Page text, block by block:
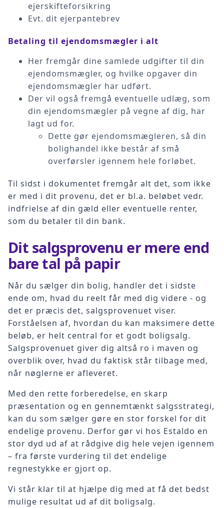
ejerskifteforsikring
Evt. dit ejerpantebrev
Betaling til ejendomsmægler i alt
Her fremgår dine samlede udgifter til din
ejendomsmægler, og hvilke opgaver din
ejendomsmægler har udført.
Der vil også fremgå eventuelle udlæg, som
din ejendomsmægler på vegne af dig, har
lagt ud for.
Dette gør ejendomsmægleren, så din
bolighandel ikke består af små
overførsler igennem hele forløbet.
Til sidst i dokumentet fremgår alt det, som ikke
er med i dit provenu, det er bl.a. beløbet vedr.
indfrielse af din gæld eller eventuelle renter,
som du betaler til din bank.
Dit salgsprovenu er mere end
bare tal på papir
Når du sælger din bolig, handler det i sidste
ende om, hvad du reelt får med dig videre - og
det er præcis det, salgsprovenuet viser.
Forståelsen af, hvordan du kan maksimere dette
beløb, er helt central for et godt boligsalg.
Salgsprovenuet giver dig altså ro i maven og
overblik over, hvad du faktisk står tilbage med,
når nøglerne er afleveret.
Med den rette forberedelse, en skarp
præsentation og en gennemtænkt salgsstrategi,
kan du som sælger gøre en stor forskel for dit
endelige provenu. Derfor gør vi hos Estaldo en
stor dyd ud af at rådgive dig hele vejen igennem
– fra første vurdering til det endelige
regnestykke er gjort op.
Vi står klar til at hjælpe dig med at få det bedst
mulige resultat ud af dit boligsalg.